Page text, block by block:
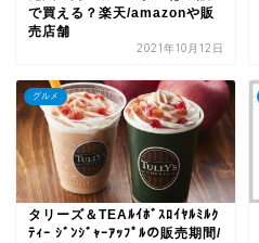
で買える？楽天/amazonや販
売店舗
2021年10月12日
グルメ
タリーズ＆TEAﾙｲﾎﾞｽﾛｲﾔﾙﾐﾙｸ
ﾃｨｰ ｼﾞﾝｼﾞｬｰｱｯﾌﾟﾙの販売期間/